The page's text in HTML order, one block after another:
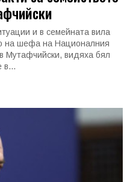
и в семейната вила
на шефа на Националния
Мутафчийски, видяха бял
в...